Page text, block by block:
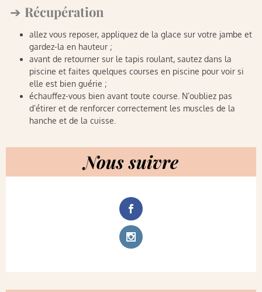
Récupération
allez vous reposer, appliquez de la glace sur votre jambe et
gardez-la en hauteur ;
avant de retourner sur le tapis roulant, sautez dans la
piscine et faites quelques courses en piscine pour voir si
elle est bien guérie ;
échauffez-vous bien avant toute course. N’oubliez pas
d’étirer et de renforcer correctement les muscles de la
hanche et de la cuisse.
Nous suivre